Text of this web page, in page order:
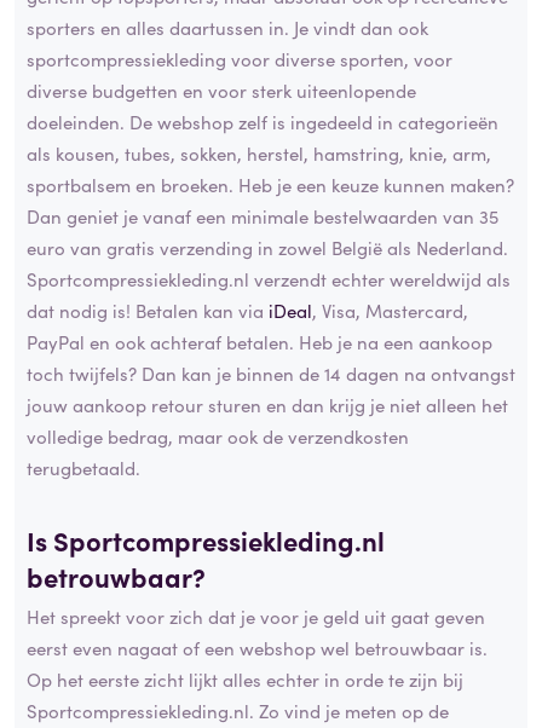
sporters en alles daartussen in. Je vindt dan ook
sportcompressiekleding voor diverse sporten, voor
diverse budgetten en voor sterk uiteenlopende
doeleinden. De webshop zelf is ingedeeld in categorieën
als kousen, tubes, sokken, herstel, hamstring, knie, arm,
sportbalsem en broeken. Heb je een keuze kunnen maken?
Dan geniet je vanaf een minimale bestelwaarden van 35
euro van gratis verzending in zowel België als Nederland.
Sportcompressiekleding.nl verzendt echter wereldwijd als
dat nodig is! Betalen kan via iDeal, Visa, Mastercard,
PayPal en ook achteraf betalen. Heb je na een aankoop
toch twijfels? Dan kan je binnen de 14 dagen na ontvangst
jouw aankoop retour sturen en dan krijg je niet alleen het
volledige bedrag, maar ook de verzendkosten
terugbetaald.
Is Sportcompressiekleding.nl
betrouwbaar?
Het spreekt voor zich dat je voor je geld uit gaat geven
eerst even nagaat of een webshop wel betrouwbaar is.
Op het eerste zicht lijkt alles echter in orde te zijn bij
Sportcompressiekleding.nl. Zo vind je meten op de